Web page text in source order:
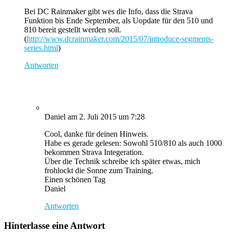
Bei DC Rainmaker gibt wes die Info, dass die Strava
Funktion bis Ende September, als Uopdate für den 510 und
810 bereit gestellt werden soll.
(http://www.dcrainmaker.com/2015/07/introduce-segments-
series.html)
Antworten
Daniel am 2. Juli 2015 um 7:28
Cool, danke für deinen Hinweis.
Habe es gerade gelesen: Sowohl 510/810 als auch 1000
bekommen Strava Integeration.
Über die Technik schreibe ich später etwas, mich
frohlockt die Sonne zum Training.
Einen schönen Tag
Daniel
Antworten
Hinterlasse eine Antwort